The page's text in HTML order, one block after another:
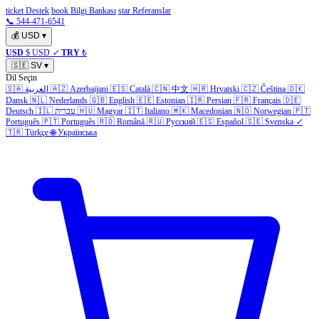
ticket Destek book Bilgi Bankası star Referanslar
📞 544-471-6541
💰 USD ▾
USD $ USD ✓ TRY ₺
🇸🇪 SV ▾
Dil Seçin
🇸🇦 العربية 🇦🇿 Azerbaijani 🇪🇸 Català 🇨🇳 中文 🇭🇷 Hrvatski 🇨🇿 Čeština 🇩🇰
Dansk 🇳🇱 Nederlands 🇬🇧 English 🇪🇪 Estonian 🇮🇷 Persian 🇫🇷 Français 🇩🇪
Deutsch 🇮🇱 עברית 🇭🇺 Magyar 🇮🇹 Italiano 🇲🇰 Macedonian 🇳🇴 Norwegian 🇵🇹
Português 🇵🇹 Português 🇷🇴 Română 🇷🇺 Русский 🇪🇸 Español 🇸🇪 Svenska ✓
🇹🇷 Türkçe 🌐 Українська